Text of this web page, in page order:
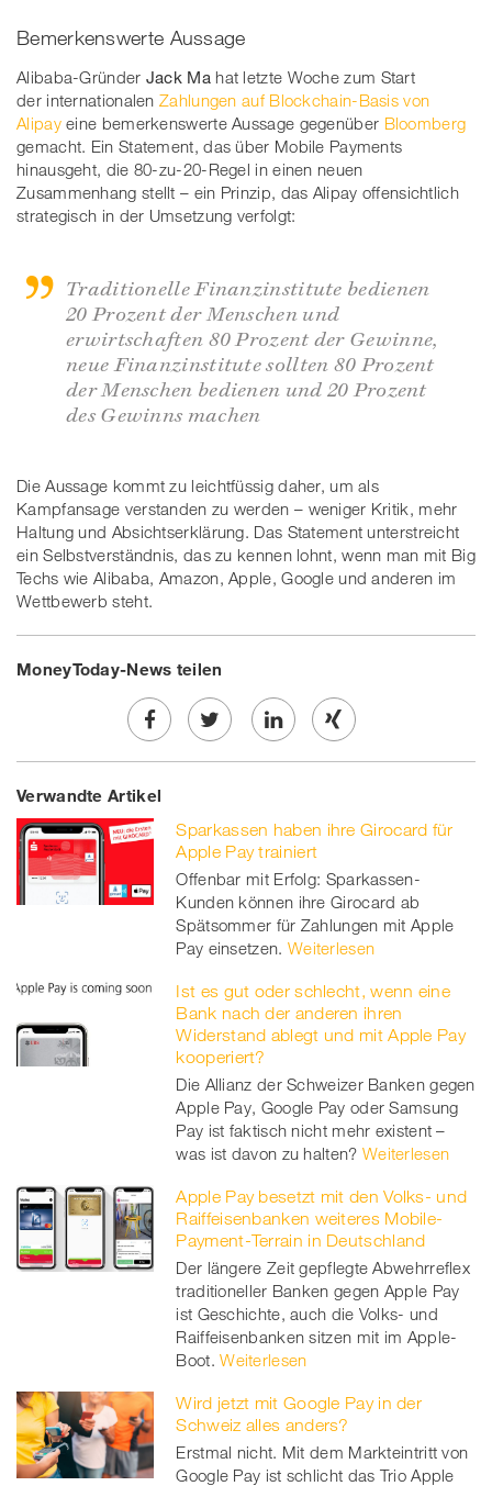
Bemerkenswerte Aussage
Alibaba-Gründer Jack Mahat letzte Woche zum Start
der internationalenZahlungen auf Blockchain-Basis von
Alipayeine bemerkenswerte Aussage gegenüber Bloomberg
gemacht. Ein Statement, das über Mobile Payments
hinausgeht, die 80-zu-20-Regel in einen neuen
Zusammenhang stellt – ein Prinzip, das Alipay offensichtlich
strategisch in der Umsetzung verfolgt:
Traditionelle Finanzinstitute bedienen
20 Prozent der Menschen und
erwirtschaften 80 Prozent der Gewinne,
neue Finanzinstitute sollten 80 Prozent
der Menschen bedienen und 20 Prozent
des Gewinns machen
Die Aussage kommt zu leichtfüssig daher, um als
Kampfansage verstanden zu werden – weniger Kritik, mehr
Haltung und Absichtserklärung. Das Statement unterstreicht
ein Selbstverständnis, das zu kennen lohnt, wenn man mit Big
Techs wie Alibaba, Amazon, Apple, Google und anderen im
Wettbewerb steht.
MoneyToday-News teilen
Share
on
Facebook
Twe
on
twitt
er
Share
linkedin
Share
Xing
Verwandte Artikel
Sparkassen haben ihre Girocard für
Apple Pay trainiert
Offenbar mit Erfolg: Sparkassen-
Kunden können ihre Girocard ab
Spätsommer für Zahlungen mit Apple
Pay einsetzen. Weiterlesen
Ist es gut oder schlecht, wenn eine
Bank nach der anderen ihren
Widerstand ablegt und mit Apple Pay
kooperiert?
Die Allianz der Schweizer Banken gegen
Apple Pay, Google Pay oder Samsung
Pay ist faktisch nicht mehr existent –
was ist davon zu halten? Weiterlesen
Apple Pay besetzt mit den Volks- und
Raiffeisenbanken weiteres Mobile-
Payment-Terrain in Deutschland
Der längere Zeit gepflegte Abwehrreflex
traditioneller Banken gegen Apple Pay
ist Geschichte, auch die Volks- und
Raiffeisenbanken sitzen mit im Apple-
Boot. Weiterlesen
Wird jetzt mit Google Pay in der
Schweiz alles anders?
Erstmal nicht. Mit dem Markteintritt von
Google Pay ist schlicht das Trio Apple